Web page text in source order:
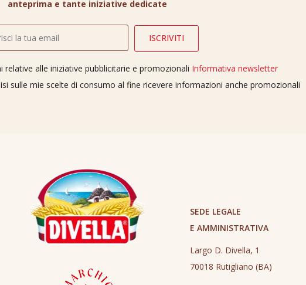
anteprima e tante iniziative dedicate
alle iniziative pubblicitarie e promozionali Informativa newsletter
sulle mie scelte di consumo al fine ricevere informazioni anche promozionali
SEDE LEGALE
E AMMINISTRATIVA
Largo D. Divella, 1
70018 Rutigliano (BA)